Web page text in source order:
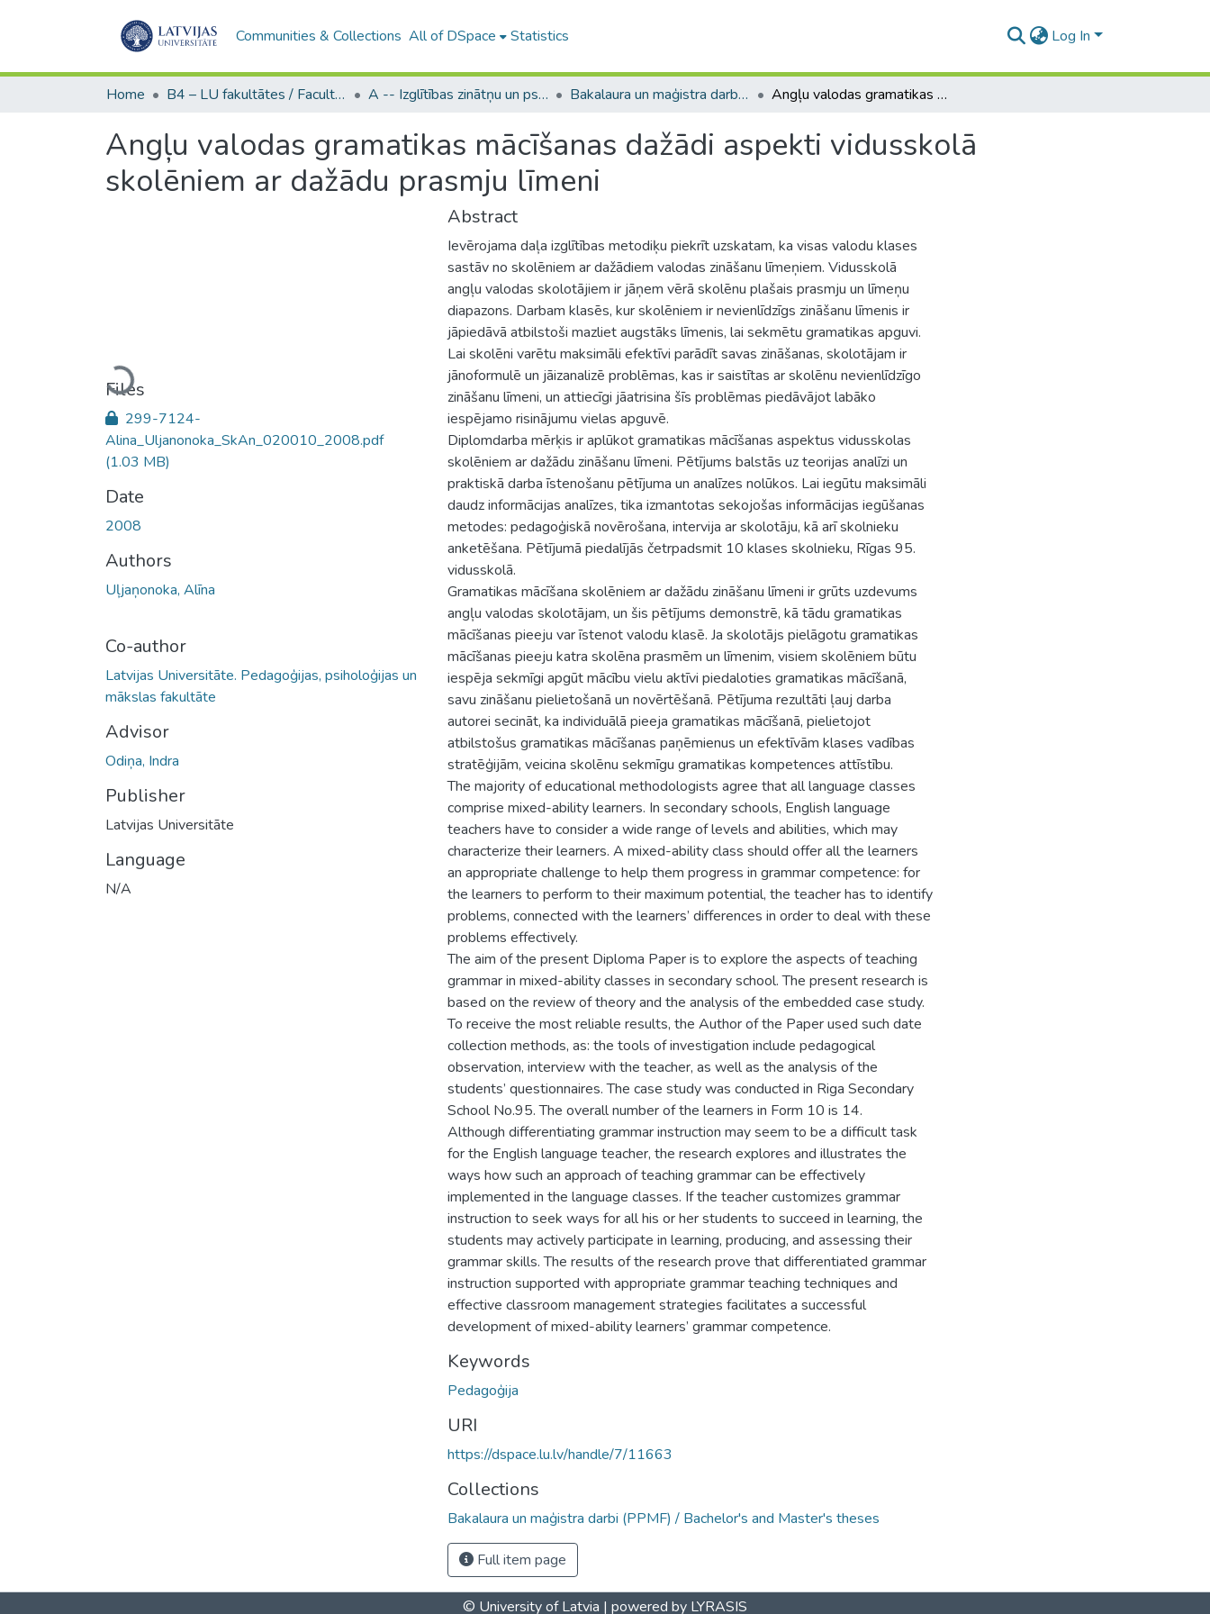
Communities & Collections All of DSpace Statistics Log In
Home B4 – LU fakultātes / Faculties of the UL A -- Izglītības zinātņu un psiholoģijas fakultāte / Faculty of Education Sciences and Psychology Bakalaura un maģistra darbi (PPMF) / Bachelor's and Master's theses Angļu valodas gramatikas mācīšanas dažādi aspekti vidusskolā skolēniem ar dažādu prasmju līmeni
Angļu valodas gramatikas mācīšanas dažādi aspekti vidusskolā
skolēniem ar dažādu prasmju līmeni
Loading...
Files
299-7124-
Alina_Uljanonoka_SkAn_020010_2008.pdf
(1.03 MB)
Date
2008
Authors
Uļjaņonoka, Alīna
Co-author
Latvijas Universitāte. Pedagoģijas, psiholoģijas un
mākslas fakultāte
Advisor
Odiņa, Indra
Publisher
Latvijas Universitāte
Language
N/A
Abstract
Ievērojama daļa izglītības metodiķu piekrīt uzskatam, ka visas valodu klases
sastāv no skolēniem ar dažādiem valodas zināšanu līmeņiem. Vidusskolā
angļu valodas skolotājiem ir jāņem vērā skolēnu plašais prasmju un līmeņu
diapazons. Darbam klasēs, kur skolēniem ir nevienlīdzīgs zināšanu līmenis ir
jāpiedāvā atbilstoši mazliet augstāks līmenis, lai sekmētu gramatikas apguvi.
Lai skolēni varētu maksimāli efektīvi parādīt savas zināšanas, skolotājam ir
jānoformulē un jāizanalizē problēmas, kas ir saistītas ar skolēnu nevienlīdzīgo
zināšanu līmeni, un attiecīgi jāatrisina šīs problēmas piedāvājot labāko
iespējamo risinājumu vielas apguvē.
Diplomdarba mērķis ir aplūkot gramatikas mācīšanas aspektus vidusskolas
skolēniem ar dažādu zināšanu līmeni. Pētījums balstās uz teorijas analīzi un
praktiskā darba īstenošanu pētījuma un analīzes nolūkos. Lai iegūtu maksimāli
daudz informācijas analīzes, tika izmantotas sekojošas informācijas iegūšanas
metodes: pedagoģiskā novērošana, intervija ar skolotāju, kā arī skolnieku
anketēšana. Pētījumā piedalījās četrpadsmit 10 klases skolnieku, Rīgas 95.
vidusskolā.
Gramatikas mācīšana skolēniem ar dažādu zināšanu līmeni ir grūts uzdevums
angļu valodas skolotājam, un šis pētījums demonstrē, kā tādu gramatikas
mācīšanas pieeju var īstenot valodu klasē. Ja skolotājs pielāgotu gramatikas
mācīšanas pieeju katra skolēna prasmēm un līmenim, visiem skolēniem būtu
iespēja sekmīgi apgūt mācību vielu aktīvi piedaloties gramatikas mācīšanā,
savu zināšanu pielietošanā un novērtēšanā. Pētījuma rezultāti ļauj darba
autorei secināt, ka individuālā pieeja gramatikas mācīšanā, pielietojot
atbilstošus gramatikas mācīšanas paņēmienus un efektīvām klases vadības
stratēģijām, veicina skolēnu sekmīgu gramatikas kompetences attīstību.
The majority of educational methodologists agree that all language classes
comprise mixed-ability learners. In secondary schools, English language
teachers have to consider a wide range of levels and abilities, which may
characterize their learners. A mixed-ability class should offer all the learners
an appropriate challenge to help them progress in grammar competence: for
the learners to perform to their maximum potential, the teacher has to identify
problems, connected with the learners’ differences in order to deal with these
problems effectively.
The aim of the present Diploma Paper is to explore the aspects of teaching
grammar in mixed-ability classes in secondary school. The present research is
based on the review of theory and the analysis of the embedded case study.
To receive the most reliable results, the Author of the Paper used such date
collection methods, as: the tools of investigation include pedagogical
observation, interview with the teacher, as well as the analysis of the
students’ questionnaires. The case study was conducted in Riga Secondary
School No.95. The overall number of the learners in Form 10 is 14.
Although differentiating grammar instruction may seem to be a difficult task
for the English language teacher, the research explores and illustrates the
ways how such an approach of teaching grammar can be effectively
implemented in the language classes. If the teacher customizes grammar
instruction to seek ways for all his or her students to succeed in learning, the
students may actively participate in learning, producing, and assessing their
grammar skills. The results of the research prove that differentiated grammar
instruction supported with appropriate grammar teaching techniques and
effective classroom management strategies facilitates a successful
development of mixed-ability learners’ grammar competence.
Keywords
Pedagoģija
URI
https://dspace.lu.lv/handle/7/11663
Collections
Bakalaura un maģistra darbi (PPMF) / Bachelor's and Master's theses
Full item page
© University of Latvia | powered by LYRASIS